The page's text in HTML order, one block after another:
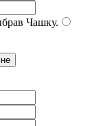
Чашку.